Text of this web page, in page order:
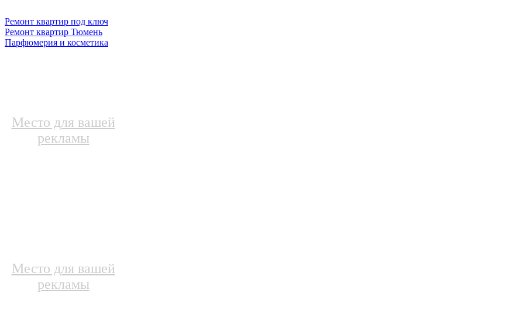
Ремонт квартир под ключ
Ремонт квартир Тюмень
Парфюмерия и косметика
Место для вашей
рекламы
Место для вашей
рекламы